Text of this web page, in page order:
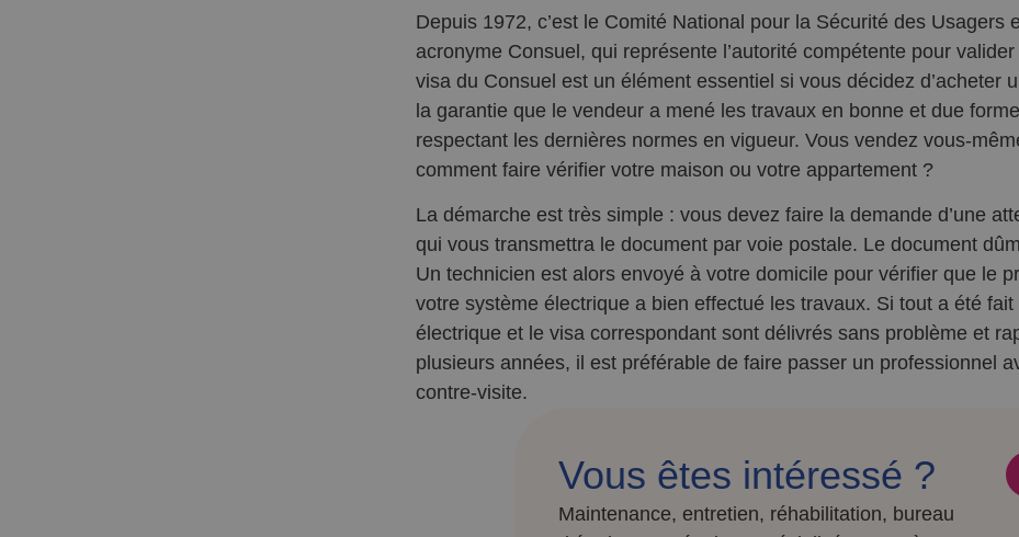
Depuis 1972, c’est le Comité National pour la Sécurité des Usagers
acronyme Consuel, qui représente l’autorité compétente pour
visa du Consuel est un élément essentiel si vous décidez d’acheter
la garantie que le vendeur a mené les travaux en bonne et due
respectant les dernières normes en vigueur. Vous vendez vous-
comment faire vérifier votre maison ou votre appartement ?
La démarche est très simple : vous devez faire la demande d’une
qui vous transmettra le document par voie postale. Le document
Un technicien est alors envoyé à votre domicile pour vérifier que le
votre système électrique a bien effectué les travaux. Si tout a été
électrique et le visa correspondant sont délivrés sans problème et
plusieurs années, il est préférable de faire passer un professionnel
contre-visite.
Vous êtes intéressé ?
Maintenance, entretien, réhabilitation, bureau